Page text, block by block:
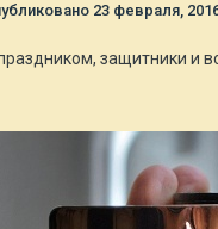
23 февраля,
защитники и